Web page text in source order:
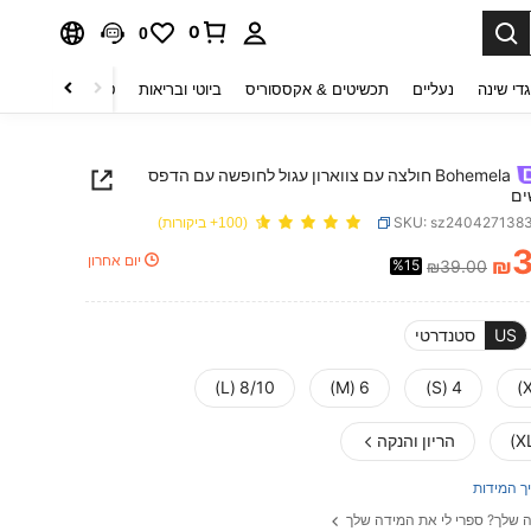
0
0
שינה נעליים תכשיטים & אקססוריס ביוטי ובריאות טקסטיל לבית
Bohemela חולצה עם צווארון עגול לחופשה עם הדפס
SKU: (100+ ביקורות)
PRICE AND ₪
₪39.00
%15 יום אחרון
US סטנדרטי
4 (S)
6 (M)
8/10 (L)
הריון והנקה
המידות
שלך? ספרי לי את המידה שלך